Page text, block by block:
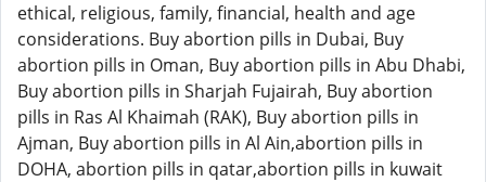
ethical, religious, family, financial, health and age
considerations. Buy abortion pills in Dubai, Buy
abortion pills in Oman, Buy abortion pills in Abu Dhabi,
Buy abortion pills in Sharjah Fujairah, Buy abortion
pills in Ras Al Khaimah (RAK), Buy abortion pills in
Ajman, Buy abortion pills in Al Ain,abortion pills in
DOHA, abortion pills in qatar,abortion pills in kuwait